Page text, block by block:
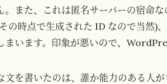
また、これは匿名サーバーの宿命な
の時点で生成された ID なので当然)
まいます。印象が悪いので、
を書いたのは、誰か能力のある人が